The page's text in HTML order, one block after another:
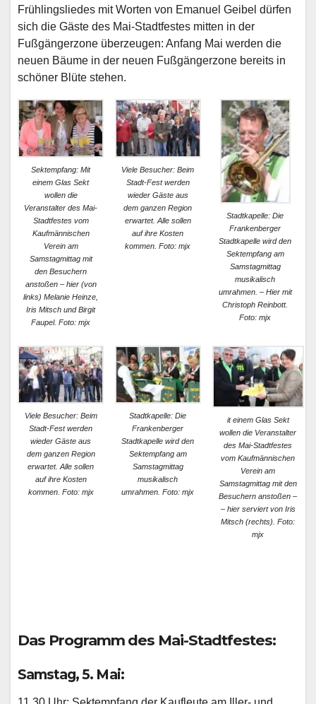
Frühlingsliedes mit Worten von Emanuel Geibel dürfen
sich die Gäste des Mai-Stadtfestes mitten in der
Fußgängerzone überzeugen: Anfang Mai werden die
neuen Bäume in der neuen Fußgängerzone bereits in
schöner Blüte stehen.
Sektempfang: Mit
einem Glas Sekt
wollen die
Veranstalter des Mai-
Stadtfestes vom
Kaufmännischen
Verein am
Samstagmittag mit
den Besuchern
anstoßen – hier (von
links) Melanie Heinze,
Iris Mitsch und Birgit
Faupel. Foto: mjx
Viele Besucher: Beim
Stadt-Fest werden
wieder Gäste aus
dem ganzen Region
erwartet. Alle sollen
auf ihre Kosten
kommen. Foto: mjx
Stadtkapelle: Die
Frankenberger
Stadtkapelle wird den
Sektempfang am
Samstagmittag
musikalisch
umrahmen. – Hier mit
Christoph Reinbott.
Foto: mjx
Viele Besucher: Beim
Stadt-Fest werden
wieder Gäste aus
dem ganzen Region
erwartet. Alle sollen
auf ihre Kosten
kommen. Foto: mjx
Stadtkapelle: Die
Frankenberger
Stadtkapelle wird den
Sektempfang am
Samstagmittag
musikalisch
umrahmen. Foto: mjx
it einem Glas Sekt
wollen die Veranstalter
des Mai-Stadtfestes
vom Kaufmännischen
Verein am
Samstagmittag mit den
Besuchern anstoßen –
– hier serviert von Iris
Mitsch (rechts). Foto:
mjx
Das Programm des Mai-Stadtfestes:
Samstag, 5. Mai: